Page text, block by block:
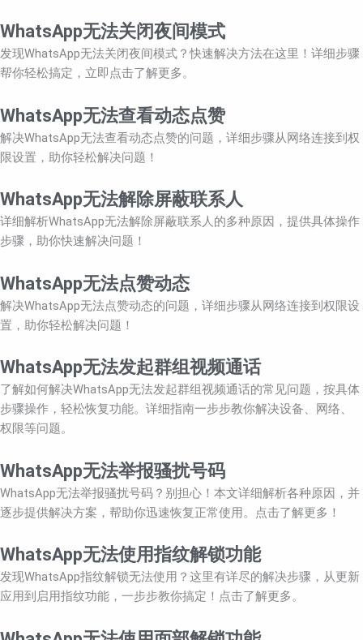
WhatsApp无法关闭夜间模式
发现WhatsApp无法关闭夜间模式？快速解决方法在这里！详细步骤
帮你轻松搞定，立即点击了解更多。
WhatsApp无法查看动态点赞
解决WhatsApp无法查看动态点赞的问题，详细步骤从网络连接到权
限设置，助你轻松解决问题！
WhatsApp无法解除屏蔽联系人
详细解析WhatsApp无法解除屏蔽联系人的多种原因，提供具体操作
步骤，助你快速解决问题！
WhatsApp无法点赞动态
解决WhatsApp无法点赞动态的问题，详细步骤从网络连接到权限设
置，助你轻松解决问题！
WhatsApp无法发起群组视频通话
了解如何解决WhatsApp无法发起群组视频通话的常见问题，按具体
步骤操作，轻松恢复功能。详细指南一步步教你解决设备、网络、
权限等问题。
WhatsApp无法举报骚扰号码
WhatsApp无法举报骚扰号码？别担心！本文详细解析各种原因，并
逐步提供解决方案，帮助你迅速恢复正常使用。点击了解更多！
WhatsApp无法使用指纹解锁功能
发现WhatsApp指纹解锁无法使用？这里有详尽的解决步骤，从更新
应用到启用指纹功能，一步步教你搞定！点击了解更多。